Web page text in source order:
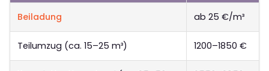
Beiladung ab 25 €/m³
Teilumzug (ca. 15–25 m³) 1200–1850 €